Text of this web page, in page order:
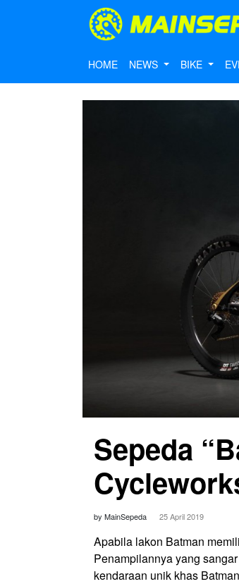
HOME NEWS BIKE
Sepeda
by MainSepeda 25 April 2019
Apabila lakon Batman
Penampilannya yang
kendaraan unik khas